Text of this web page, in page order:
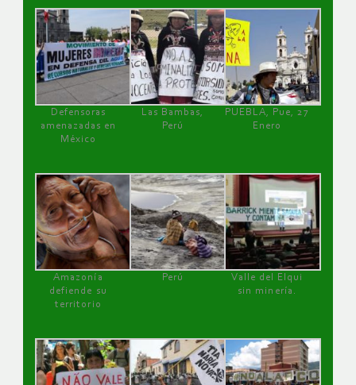
Defensoras
amenazadas en
México
Las Bambas,
Perú
PUEBLA, Pue, 27
Enero
Amazonía
defiende su
territorio
Perú
Valle del Elqui
sin minería.